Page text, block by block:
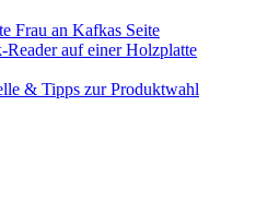
Frau an Kafkas Seite
& Tipps zur Produktwahl